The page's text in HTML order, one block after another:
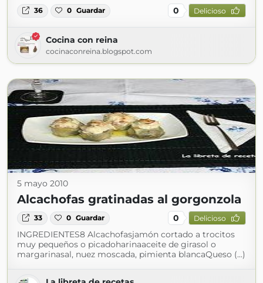
36 0 Guardar 0 Delicioso
Cocina con reina
cocinaconreina.blogspot.com
5 mayo 2010
Alcachofas gratinadas al gorgonzola
33 0 Guardar 0 Delicioso
INGREDIENTES8 Alcachofasjamón cortado a trocitos
muy pequeños o picadoharinaaceite de girasol o
margarinasal, nuez moscada, pimienta blancaQueso (...)